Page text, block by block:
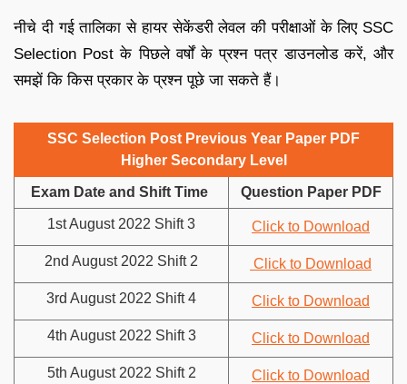
नीचे दी गई तालिका से हायर सेकेंडरी लेवल की परीक्षाओं के लिए SSC
Selection Post के पिछले वर्षों के प्रश्न पत्र डाउनलोड करें, और
समझें कि किस प्रकार के प्रश्न पूछे जा सकते हैं।
SSC Selection Post Previous Year Paper PDF
Higher Secondary Level
Exam Date and Shift Time Question Paper PDF
1st August 2022 Shift 3 Click to Download
2nd August 2022 Shift 2 Click to Download
3rd August 2022 Shift 4 Click to Download
4th August 2022 Shift 3 Click to Download
5th August 2022 Shift 2 Click to Download